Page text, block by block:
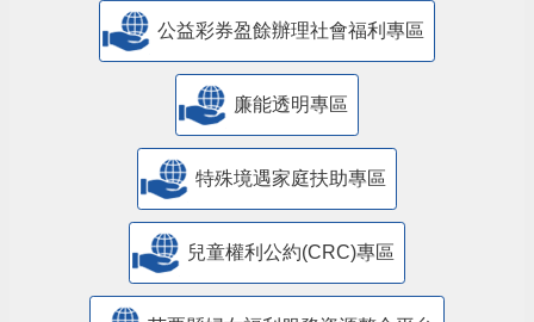
公益彩券盈餘辦理社會福利專區
廉能透明專區
特殊境遇家庭扶助專區
兒童權利公約(CRC)專區